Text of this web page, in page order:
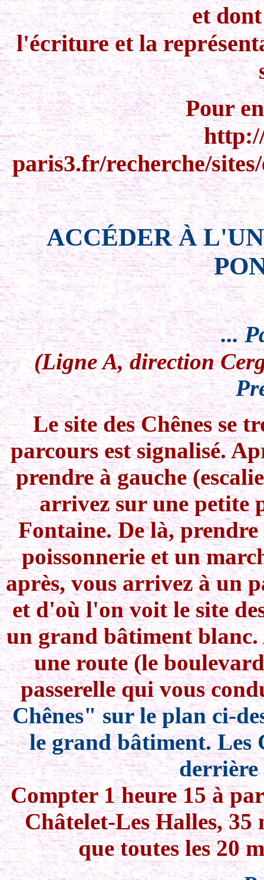
et
l'écriture et la
Pour
paris3.fr/recherche/
ACCÉDER À
...
(Ligne A, direction
Le site des Chênes se
parcours est signalisé.
prendre à gauche
arrivez sur une petite
Fontaine. De là,
poissonnerie et un
après, vous arrivez à un
et d'où l'on voit le site
un grand bâtiment
une route (le
passerelle qui vous
Chênes" sur le plan ci-
le grand bâtiment. Les
Compter 1 heure 15 à
Châtelet-Les Halles,
que toutes les 20